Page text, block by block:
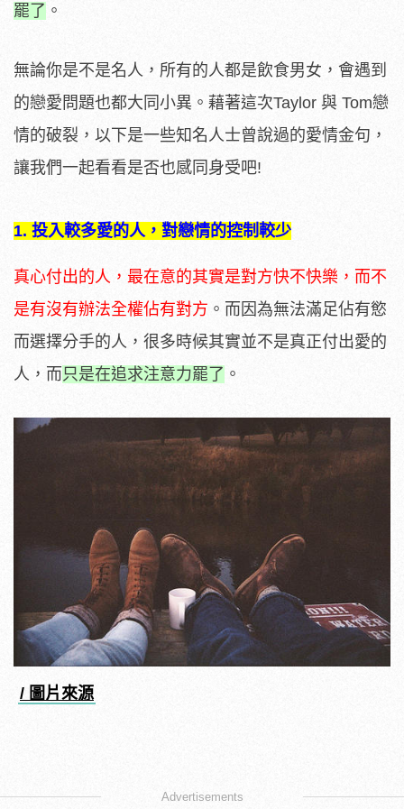
罷了 。
無論你是不是名人，所有的人都是飲食男女，會遇到
的戀愛問題也都大同小異。藉著這次Taylor 與 Tom戀
情的破裂，以下是一些知名人士曾說過的愛情金句，
讓我們一起看看是否也感同身受吧!
1. 投入較多愛的人，對戀情的控制較少
真心付出的人，最在意的其實是對方快不快樂，而不
是有沒有辦法全權佔有對方 。而因為無法滿足佔有慾
而選擇分手的人，很多時候其實並不是真正付出愛的
人，而只是在追求注意力罷了 。
/ 圖片來源
Advertisements